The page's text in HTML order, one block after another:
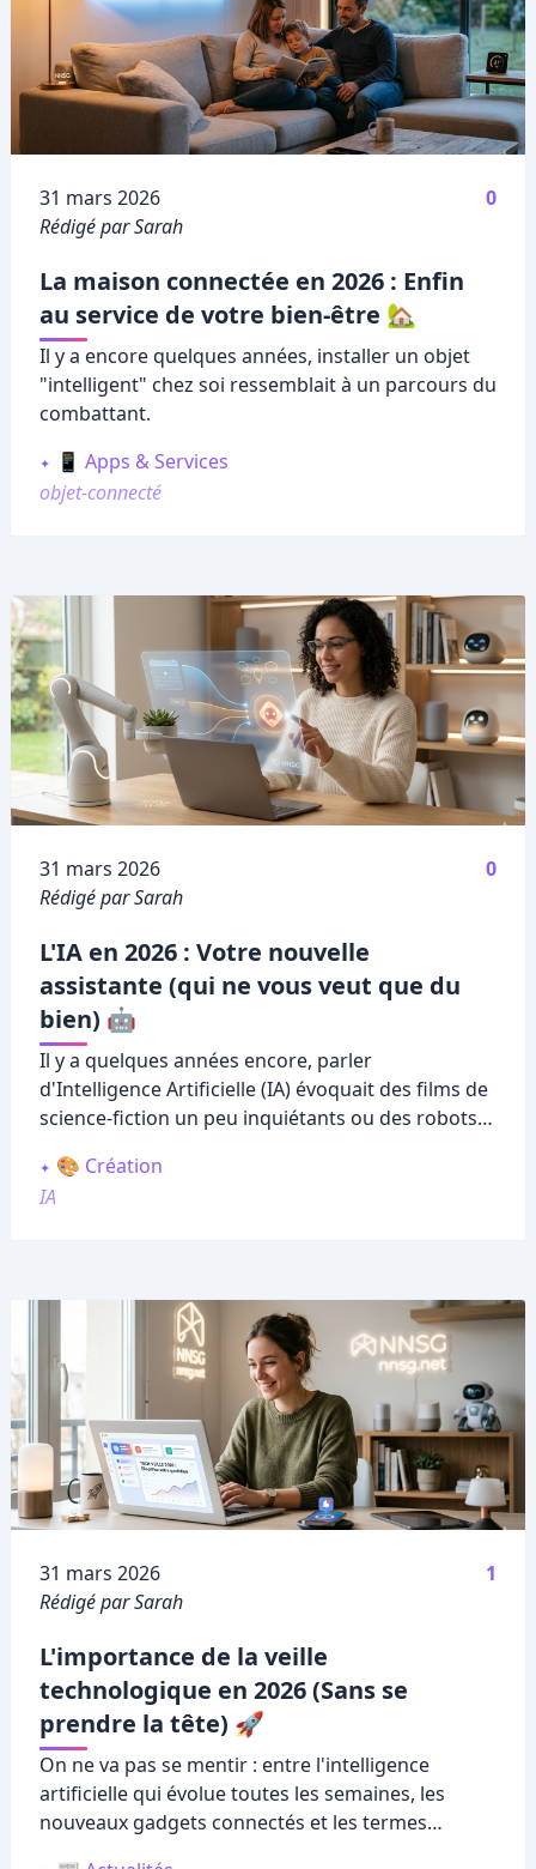
Publié le
31 mars 2026
0
Rédigé par Sarah
La maison connectée en 2026 : Enfin
au service de votre bien-être 🏡
Il y a encore quelques années, installer un objet
"intelligent" chez soi ressemblait à un parcours du
combattant.
📱 Apps & Services
objet-connecté
Publié le
31 mars 2026
0
Rédigé par Sarah
L'IA en 2026 : Votre nouvelle
assistante (qui ne vous veut que du
bien) 🤖
Il y a quelques années encore, parler
d'Intelligence Artificielle (IA) évoquait des films de
science-fiction un peu inquiétants ou des robots
🎨 Création
IA
Publié le
31 mars 2026
1
Rédigé par Sarah
L'importance de la veille
technologique en 2026 (Sans se
prendre la tête) 🚀
On ne va pas se mentir : entre l'intelligence
artificielle qui évolue toutes les semaines, les
nouveaux gadgets connectés et les termes